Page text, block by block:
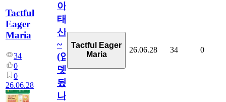
Tactful
Eager
Maria
34
0
0
26.06.28
아
태
산
~
(업
뎃
됬
나
Tactful Eager
Maria
26.06.28 34 0